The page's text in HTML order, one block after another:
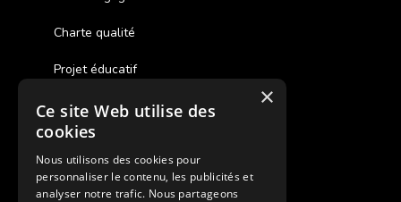
Charte qualité
Projet éducatif
Des colonies de vacances inclusives
Assurances annulations
Aides financières pour partir en colonie
×
Ce site Web utilise des
cookies
Nous utilisons des cookies pour
personnaliser le contenu, les publicités et
analyser notre trafic. Nous partageons